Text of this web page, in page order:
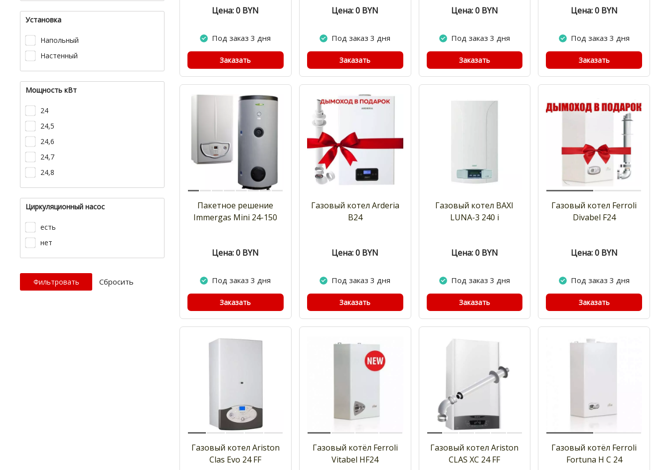
Установка
Напольный
Настенный
Мощность кВт
24
24,5
24,6
24,7
24,8
Циркуляционный насос
есть
нет
Cбросить
Цена: 0 BYN
Под заказ 3 дня
Заказать
Цена: 0 BYN
Под заказ 3 дня
Заказать
Цена: 0 BYN
Под заказ 3 дня
Заказать
Цена: 0 BYN
Под заказ 3 дня
Заказать
Пакетное решение
Immergas Mini 24-150
Цена: 0 BYN
Под заказ 3 дня
Заказать
Газовый котел Arderia
B24
Цена: 0 BYN
Под заказ 3 дня
Заказать
Газовый котел BAXI
LUNA-3 240 i
Цена: 0 BYN
Под заказ 3 дня
Заказать
Газовый котел Ferroli
Divabel F24
Цена: 0 BYN
Под заказ 3 дня
Заказать
Газовый котел Ariston
Clas Evo 24 FF
Газовый котёл Ferroli
Vitabel HF24
Газовый котел Ariston
CLAS XC 24 FF
Газовый котёл Ferroli
Fortuna H C 24